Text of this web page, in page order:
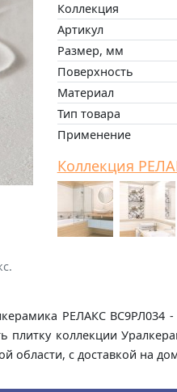
Коллекция
Артикул
Размер, мм
Поверхность
Материал
Тип товара
Применение
Коллекция
РЕЛАКС ВС9РЛ034
плитку коллекции
области, с доставкой на